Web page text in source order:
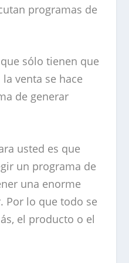
programas de
sólo tienen que
venta se hace
de generar
usted es que
un programa de
una enorme
Por lo que todo se
el producto o el